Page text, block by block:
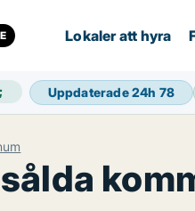
Lokaler att hyra
Uppdaterade 24h 78